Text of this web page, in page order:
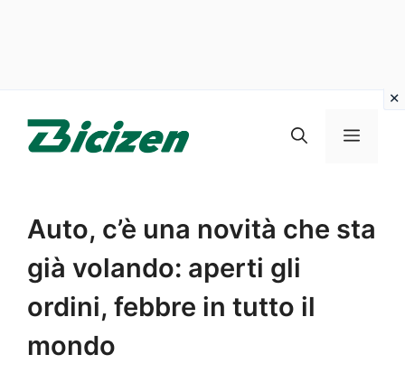
Menu
Auto, c’è una novità che sta
già volando: aperti gli
ordini, febbre in tutto il
mondo